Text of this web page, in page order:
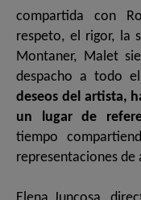
compartida con
respeto, el rigor, la
Montaner, Malet
despacho a todo
deseos del artista,
un lugar de
tiempo
representaciones